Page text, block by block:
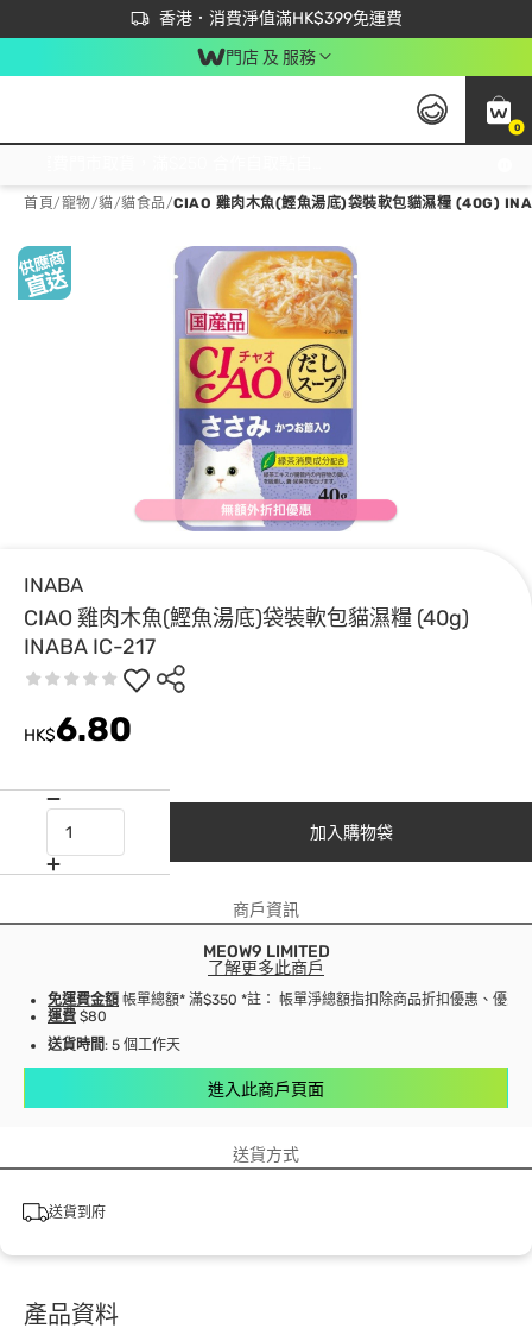
香港．消費淨值滿HK$399免運費
立即成為易賞錢會員盡享獨家優惠
首次APP下單買滿$450 輸入 NEWAPP 即減$50
門店 及 服務
0
首頁/寵物/貓/貓食品/CIAO 雞肉木魚(鰹魚湯底)袋裝軟包貓濕糧 (40G)
INABA
CIAO 雞肉木魚(鰹魚湯底)袋裝軟包貓濕糧 (40g)
INABA IC-217
HK$6.80
加入購物袋
商戶資訊
MEOW9 LIMITED
了解更多此商戶
免運費金額 帳單總額* 滿$350 *註： 帳單淨總額指扣除商品折扣優惠、優惠
運費 $80
送貨時間: 5 個工作天
進入此商戶頁面
送貨方式
送貨到府
產品資料